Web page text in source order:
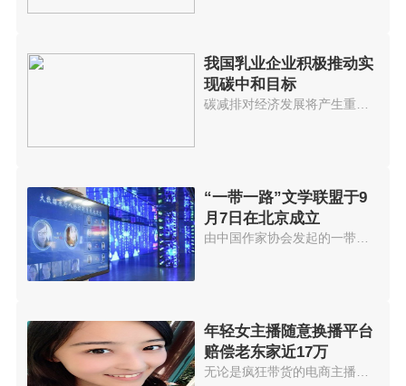
我国乳业企业积极推动实
现碳中和目标
“一带一路”文学联盟于9
月7日在北京成立
由中国作家协会发起的一带一路文...
年轻女主播随意换播平台
赔偿老东家近17万
无论是疯狂带货的电商主播，还是...